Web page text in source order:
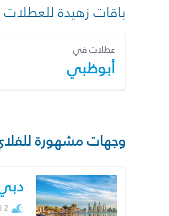
باقات زهيدة
عطلات في
أبوظبي
وجهات مشهورة
2 ليال